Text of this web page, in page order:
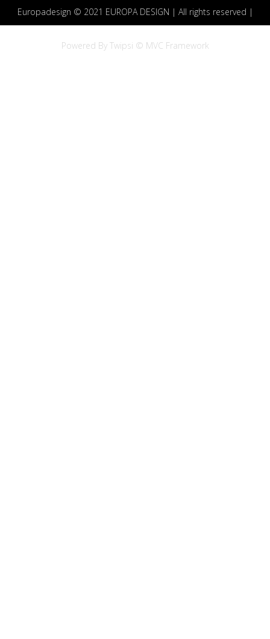
Europadesign © 2021 EUROPA DESIGN | All rights reserved |
Powered By Twipsi © MVC Framework